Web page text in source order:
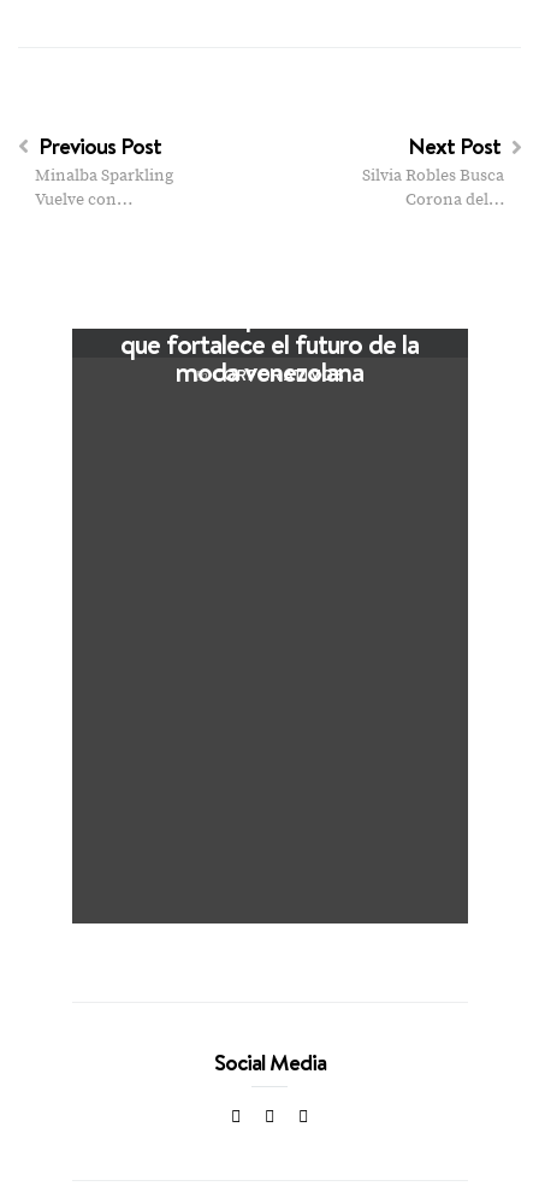
Previous Post
Minalba Sparkling
Vuelve con…
Next Post
Silvia Robles Busca
Corona del…
In CORPORATIVOS
que fortalece el futuro de la
moda venezolana
Social Media